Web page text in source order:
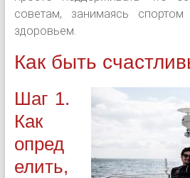
советам, занимаясь
здоровьем.
Как быть
Шаг 1.
Как
опред
елить,